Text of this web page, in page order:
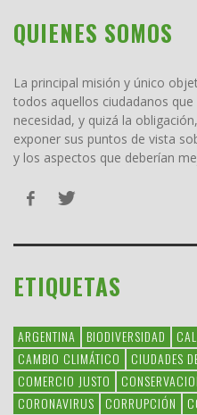
QUIENES SOMOS
La principal misión y único
todos aquellos ciudadanos
necesidad, y quizá la
exponer sus puntos de vista
y los aspectos que deberían
ETIQUETAS
ARGENTINA BIODIVERSIDAD
CAMBIO CLIMÁTICO
CIUDADES
COMERCIO JUSTO
CORONAVIRUS
CORRUPCIÓN